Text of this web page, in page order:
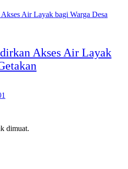
Akses Air Layak
dimuat.